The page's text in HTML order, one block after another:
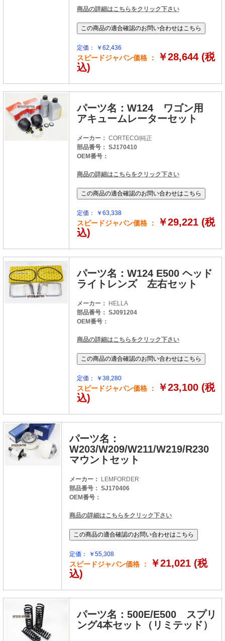
商品の詳細はこちらをクリック下さい
定価： ￥62,436
スピードジャパン価格 ：
￥28,644 (税
込)
パーツ名：W124 ワゴン用
アキュームレーターセット
メーカー： CORTECO/純正
部品番号： SJ170410
OEM番号：
商品の詳細はこちらをクリック下さい
定価： ￥63,338
スピードジャパン価格 ：
￥29,221 (税
込)
パーツ名：W124 E500 ヘッド
ライトレンズ 左右セット
メーカー：
HELLA
部品番号： SJ091204
OEM番号：
商品の詳細はこちらをクリック下さい
定価： ￥38,280
スピードジャパン価格 ：
￥23,100 (税
込)
パーツ名：
W203/W209/W211/W219/R230
マウントセット
メーカー：
LEMFORDER
部品番号： SJ170406
OEM番号：
商品の詳細はこちらをクリック下さい
定価： ￥55,308
スピードジャパン価格 ：
￥21,021 (税
込)
パーツ名：500E/E500 スプリ
ング4本セット（リミテッド）